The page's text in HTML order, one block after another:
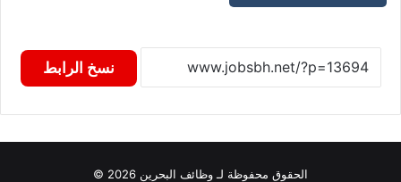
نسخ الرابط
الحقوق محفوظة لـ وظائف البحرين 2026 ©